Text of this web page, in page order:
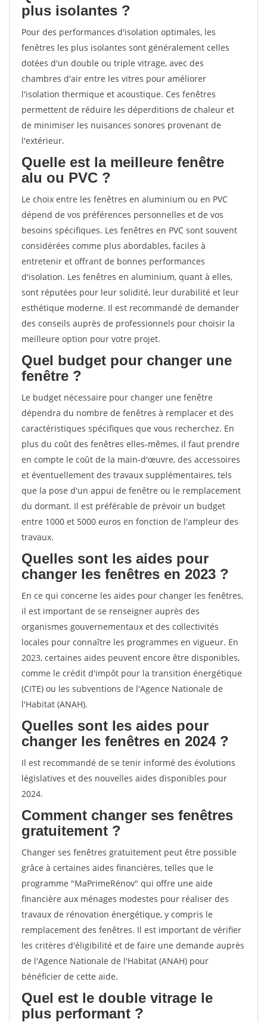
plus isolantes ?
Pour des performances d'isolation optimales, les
fenêtres les plus isolantes sont généralement celles
dotées d'un double ou triple vitrage, avec des
chambres d'air entre les vitres pour améliorer
l'isolation thermique et acoustique. Ces fenêtres
permettent de réduire les déperditions de chaleur et
de minimiser les nuisances sonores provenant de
l'extérieur.
Quelle est la meilleure fenêtre
alu ou PVC ?
Le choix entre les fenêtres en aluminium ou en PVC
dépend de vos préférences personnelles et de vos
besoins spécifiques. Les fenêtres en PVC sont souvent
considérées comme plus abordables, faciles à
entretenir et offrant de bonnes performances
d'isolation. Les fenêtres en aluminium, quant à elles,
sont réputées pour leur solidité, leur durabilité et leur
esthétique moderne. Il est recommandé de demander
des conseils auprès de professionnels pour choisir la
meilleure option pour votre projet.
Quel budget pour changer une
fenêtre ?
Le budget nécessaire pour changer une fenêtre
dépendra du nombre de fenêtres à remplacer et des
caractéristiques spécifiques que vous recherchez. En
plus du coût des fenêtres elles-mêmes, il faut prendre
en compte le coût de la main-d'œuvre, des accessoires
et éventuellement des travaux supplémentaires, tels
que la pose d'un appui de fenêtre ou le remplacement
du dormant. Il est préférable de prévoir un budget
entre 1000 et 5000 euros en fonction de l'ampleur des
travaux.
Quelles sont les aides pour
changer les fenêtres en 2023 ?
En ce qui concerne les aides pour changer les fenêtres,
il est important de se renseigner auprès des
organismes gouvernementaux et des collectivités
locales pour connaître les programmes en vigueur. En
2023, certaines aides peuvent encore être disponibles,
comme le crédit d'impôt pour la transition énergétique
(CITE) ou les subventions de l'Agence Nationale de
l'Habitat (ANAH).
Quelles sont les aides pour
changer les fenêtres en 2024 ?
Il est recommandé de se tenir informé des évolutions
législatives et des nouvelles aides disponibles pour
2024.
Comment changer ses fenêtres
gratuitement ?
Changer ses fenêtres gratuitement peut être possible
grâce à certaines aides financières, telles que le
programme "MaPrimeRénov" qui offre une aide
financière aux ménages modestes pour réaliser des
travaux de rénovation énergétique, y compris le
remplacement des fenêtres. Il est important de vérifier
les critères d'éligibilité et de faire une demande auprès
de l'Agence Nationale de l'Habitat (ANAH) pour
bénéficier de cette aide.
Quel est le double vitrage le
plus performant ?